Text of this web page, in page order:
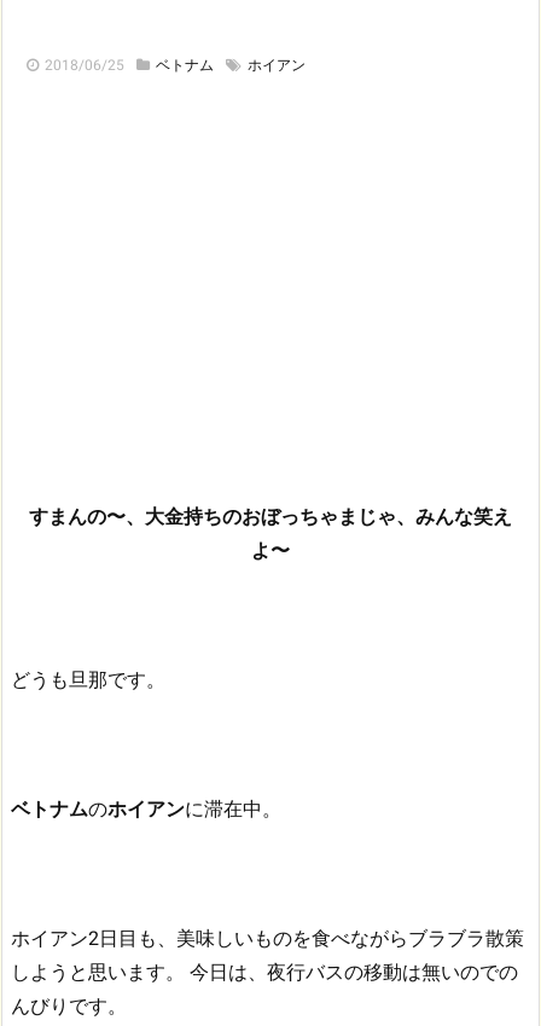
2018/06/25 ベトナム ホイアン
すまんの〜、大金持ちのおぼっちゃまじゃ、みんな笑え
よ〜
どうも旦那です。
ベトナムのホイアンに滞在中。
ホイアン2日目も、美味しいものを食べながらブラブラ散策
しようと思います。
今日は、夜行バスの移動は無いのでの
んびりです。